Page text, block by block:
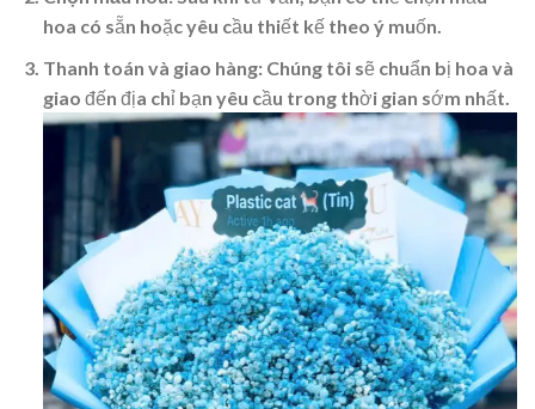
hoa có sẵn hoặc yêu cầu thiết kế theo ý muốn.
Thanh toán và giao hàng: Chúng tôi sẽ chuẩn bị hoa và
giao đến địa chỉ bạn yêu cầu trong thời gian sớm nhất.